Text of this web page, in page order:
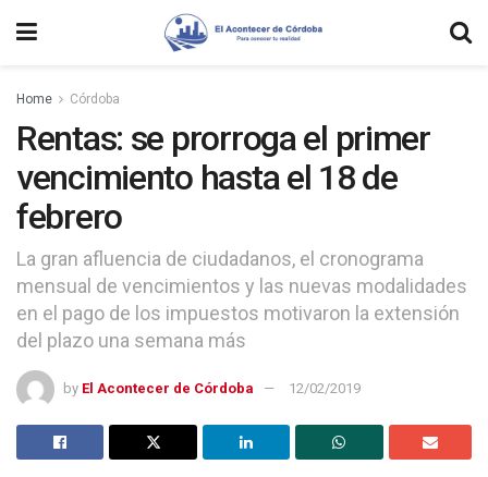
Home Córdoba
Rentas: se prorroga el primer
vencimiento hasta el 18 de
febrero
La gran afluencia de ciudadanos, el cronograma
mensual de vencimientos y las nuevas modalidades
en el pago de los impuestos motivaron la extensión
del plazo una semana más
by El Acontecer de Córdoba 12/02/2019